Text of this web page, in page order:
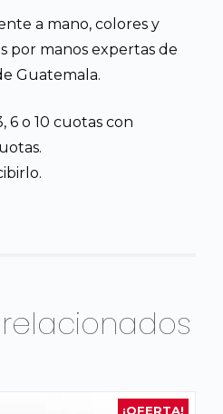
a mano, colores y
por manos expertas de
Guatemala.
6 o 10 cuotas con
¡OFERTA!